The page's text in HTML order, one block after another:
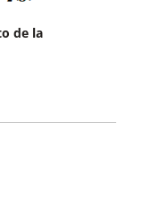
de la
en el